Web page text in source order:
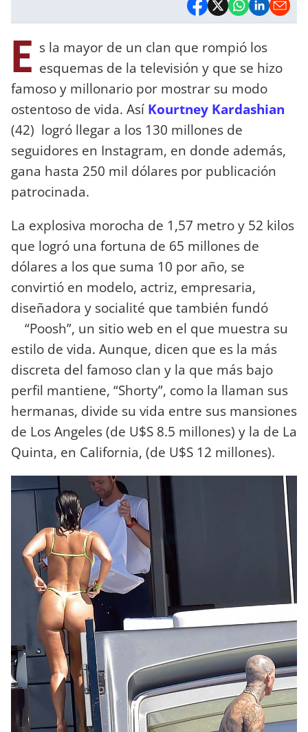
E s la mayor de un clan que rompió los
esquemas de la televisión y que se hizo
famoso y millonario por mostrar su modo
ostentoso de vida. Así Kourtney Kardashian
(42) logró llegar a los 130 millones de
seguidores en Instagram, en donde además,
gana hasta 250 mil dólares por publicación
patrocinada.
La explosiva morocha de 1,57 metro y 52 kilos
que logró una fortuna de 65 millones de
dólares a los que suma 10 por año, se
convirtió en modelo, actriz, empresaria,
diseñadora y socialité que también fundó
“Poosh”, un sitio web en el que muestra su
estilo de vida. Aunque, dicen que es la más
discreta del famoso clan y la que más bajo
perfil mantiene, “Shorty”, como la llaman sus
hermanas, divide su vida entre sus mansiones
de Los Angeles (de U$S 8.5 millones) y la de La
Quinta, en California, (de U$S 12 millones).